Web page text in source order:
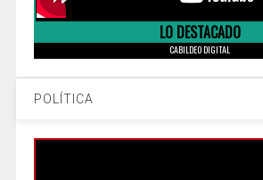
LO DESTACADO
CABILDEO DIGITAL
POLÍTICA